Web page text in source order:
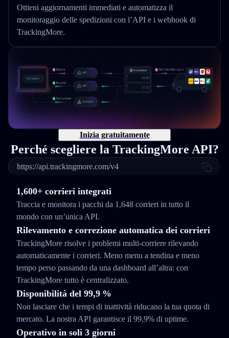
Ottieni aggiornamenti immediati e automatizza il
monitoraggio delle spedizioni con l’API e i webhook di
TrackingMore.
Inizia gratuitamente
Perché scegliere la TrackingMore API?
https://api.trackingmore.com/v4
1,600+ corrieri integrati
Traccia e monitora i pacchi da 1,648 corrieri in tutto il
mondo con un’unica API.
Rilevamento e correzione automatica dei corrieri
TrackingMore risolve i problemi multi-corriere rilevando
automaticamente i corrieri. Meno menu a tendina e meno
tempo perso passando da una dashboard all’altra: con
TrackingMore tutto è centralizzato.
Disponibilità del 99,9 %
Non lasciare che i tempi di inattività riducano la tua quota di
mercato. La nostra API garantisce il 99,9% di uptime.
Operativo in soli 3 giorni